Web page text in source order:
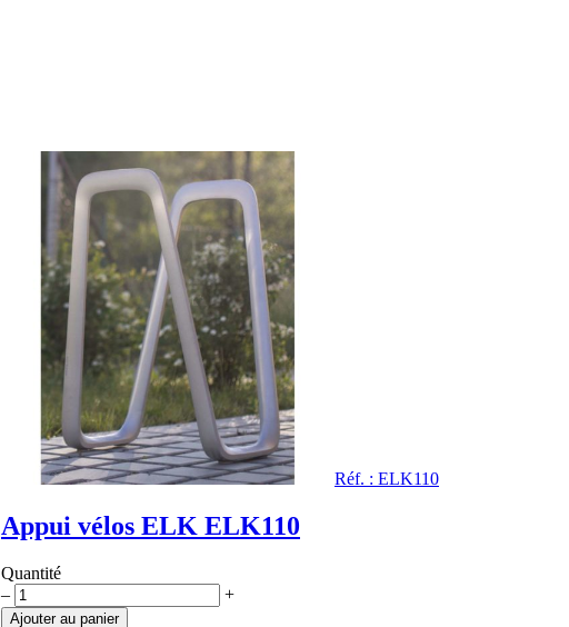
Réf. : ELK110
Appui vélos ELK ELK110
Quantité
quantité
de
– +
Ajouter au panier